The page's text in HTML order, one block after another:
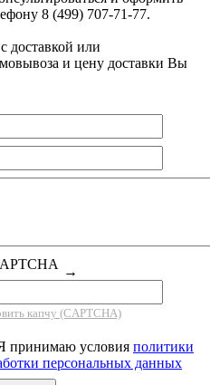
8 (499) 707-71-77.
доставкой или
и цену доставки Вы
→
капчу (CAPTCHA)
принимаю условия политики
персональных данных